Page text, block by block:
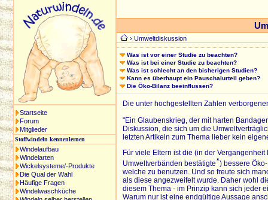
Startseite
Forum
Mitglieder
Stoffwindeln kennenlernen
Windelaufbau
Windelarten
Wickelsysteme/-Produkte
Die Qual der Wahl
Häufige Fragen
Windelwaschküche
› Umweltdiskussion
Was ist vor einer Studie zu beachten?
Was ist bei einer Studie zu beachten?
Was ist schlecht an den bisherigen Studien?
Kann es überhaupt ein Pauschalurteil geben?
Die Öko-Bilanz beeinflussen?
Die unter hochgestellten Zahlen
"Ein Glaubenskrieg, der mit harten
Diskussion, die sich um die
letzten Artikeln zum Thema lieber kein
Für viele Eltern ist die (in der
Umweltverbänden bestätigte*) bessere
welche zu benutzen. Und so freute sich
als diese angezweifelt wurde. Daher wohl
diesem Thema - im Prinzip kann sich jeder
Warum nur ist eine endgültige Aussage